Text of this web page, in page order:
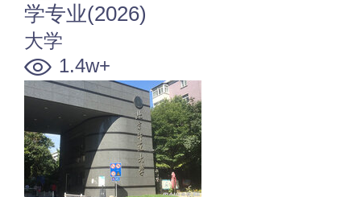
学专业(2026)
大学
1.4w+